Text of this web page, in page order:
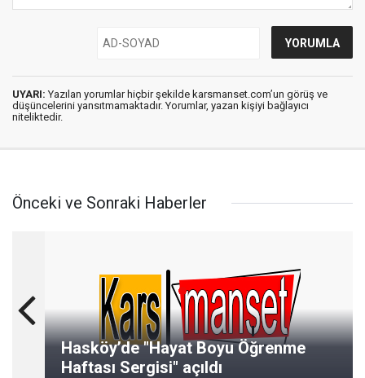
UYARI: Yazılan yorumlar hiçbir şekilde karsmanset.com’un görüş ve
düşüncelerini yansıtmamaktadır. Yorumlar, yazan kişiyi bağlayıcı
niteliktedir.
Önceki ve Sonraki Haberler
Hasköy’de "Hayat Boyu Öğrenme
Haftası Sergisi" açıldı